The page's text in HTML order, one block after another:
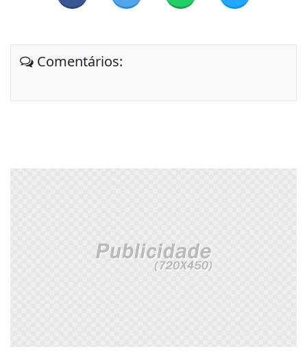
Comentários: